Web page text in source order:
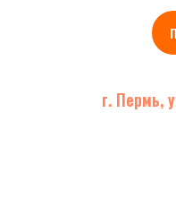
г. Пермь,